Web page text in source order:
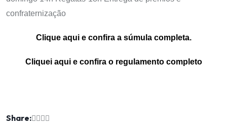
confraternização
Clique aqui e confira a súmula completa.
Cliquei aqui e confira o regulamento completo
Share: